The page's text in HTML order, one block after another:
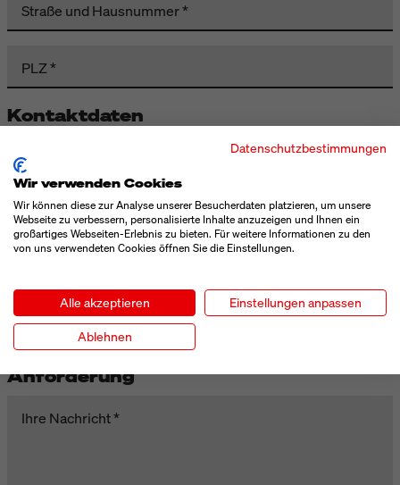
Straße und Hausnummer
PLZ
Kontaktdaten
Vorname
Nachname
E-Mail
Anforderung
Ihre Nachricht
Datenschutzbestimmungen
Wir verwenden Cookies
Wir können diese zur Analyse unserer Besucherdaten platzieren, um unsere
Webseite zu verbessern, personalisierte Inhalte anzuzeigen und Ihnen ein
großartiges Webseiten-Erlebnis zu bieten. Für weitere Informationen zu den
von uns verwendeten Cookies öffnen Sie die Einstellungen.
Alle akzeptieren Einstellungen anpassen
Ablehnen